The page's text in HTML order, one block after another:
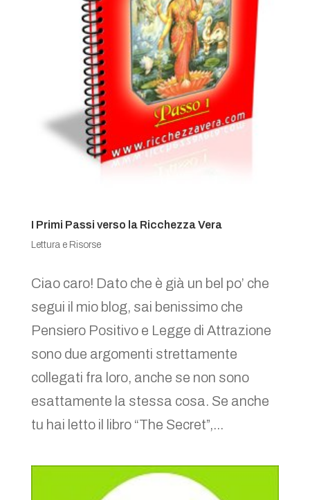
I Primi Passi verso la Ricchezza Vera
Lettura e Risorse
Ciao caro! Dato che è già un bel po’ che
segui il mio blog, sai benissimo che
Pensiero Positivo e Legge di Attrazione
sono due argomenti strettamente
collegati fra loro, anche se non sono
esattamente la stessa cosa. Se anche
tu hai letto il libro “The Secret”,...